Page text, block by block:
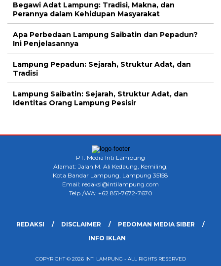
Begawi Adat Lampung: Tradisi, Makna, dan
Perannya dalam Kehidupan Masyarakat
Apa Perbedaan Lampung Saibatin dan Pepadun?
Ini Penjelasannya
Lampung Pepadun: Sejarah, Struktur Adat, dan
Tradisi
Lampung Saibatin: Sejarah, Struktur Adat, dan
Identitas Orang Lampung Pesisir
PT. Media Inti Lampung
Alamat: Jalan M. Ali Kedaung, Kemiling,
Kota Bandar Lampung, Lampung 35158
Email: redaksi@intilampung.com
Telp./WA: +62 851-7672-7670
REDAKSI DISCLAIMER
PEDOMAN MEDIA SIBER
INFO IKLAN
COPYRIGHT © 2026 INTI LAMPUNG - ALL RIGHTS RESERVED